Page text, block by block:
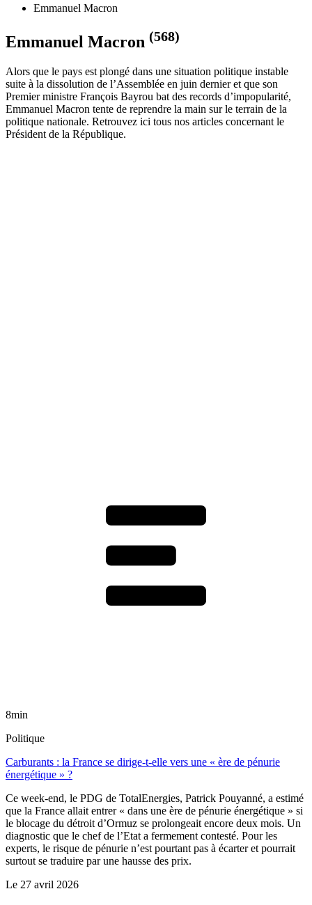
Emmanuel Macron
Emmanuel Macron (568)
Alors que le pays est plongé dans une situation politique instable
suite à la dissolution de l’Assemblée en juin dernier et que son
Premier ministre François Bayrou bat des records d’impopularité,
Emmanuel Macron tente de reprendre la main sur le terrain de la
politique nationale. Retrouvez ici tous nos articles concernant le
Président de la République.
8min
Politique
Carburants : la France se dirige-t-elle vers une « ère de pénurie
énergétique » ?
Ce week-end, le PDG de TotalEnergies, Patrick Pouyanné, a estimé
que la France allait entrer « dans une ère de pénurie énergétique » si
le blocage du détroit d’Ormuz se prolongeait encore deux mois. Un
diagnostic que le chef de l’Etat a fermement contesté. Pour les
experts, le risque de pénurie n’est pourtant pas à écarter et pourrait
surtout se traduire par une hausse des prix.
Le 27 avril 2026